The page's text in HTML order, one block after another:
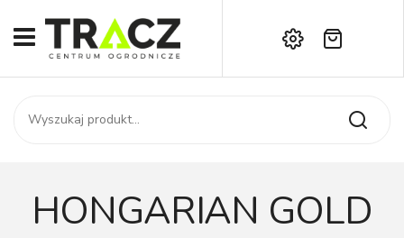
START
SKLEP
AKTUALNOŚCI
Kontakt
Brak produktów w koszyku.
HONGARIAN GOLD